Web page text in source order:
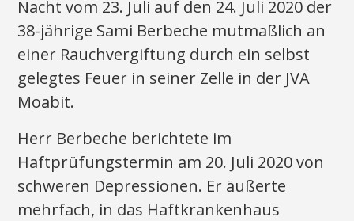
Nacht vom 23. Juli auf den 24. Juli 2020 der
38-jährige Sami Berbeche mutmaßlich an
einer Rauchvergiftung durch ein selbst
gelegtes Feuer in seiner Zelle in der JVA
Moabit.
Herr Berbeche berichtete im
Haftprüfungstermin am 20. Juli 2020 von
schweren Depressionen. Er äußerte
mehrfach, in das Haftkrankenhaus